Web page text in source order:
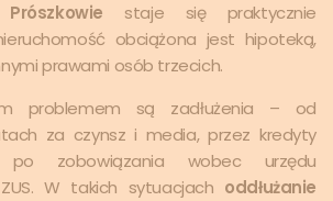
staje się praktycznie
obciążona jest hipoteką,
prawami osób trzecich.
problemem są zadłużenia – od
za czynsz i media, przez kredyty
zobowiązania wobec urzędu
W takich sytuacjach oddłużanie